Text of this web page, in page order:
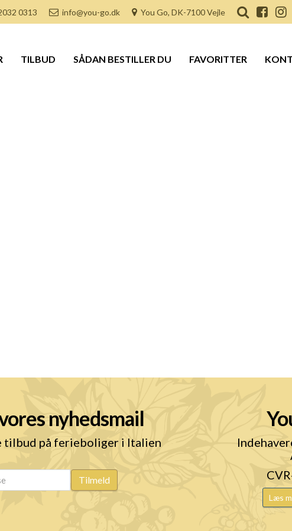
0313 info@you-go.dk You Go, DK-7100 Vejle
TILBUD SÅDAN BESTILLER DU FAVORITTER
nyhedsmail
tilbud på ferieboliger i Italien
(Påkrævet)
Læs